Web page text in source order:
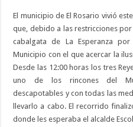
El municipio de El Rosario vivió
que, debido a las restricciones
cabalgata de La Esperanza
Municipio con el que acercar la
Desde las 12:00 horas los tres
uno de los rincones del
descapotables y con todas las
llevarlo a cabo. El recorrido
donde les esperaba el alcalde